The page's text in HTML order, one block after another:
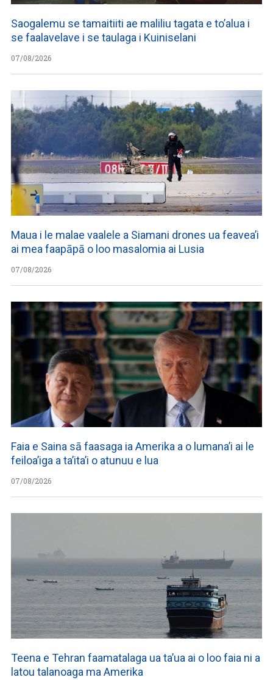
Saogalemu se tamaitiiti ae maliliu tagata e to’alua i
se faalavelave i se taulaga i Kuiniselani
07/08/2026
Maua i le malae vaalele a Siamani drones ua feavea’i
ai mea faapāpā o loo masalomia ai Lusia
07/08/2026
Faia e Saina sā faasaga ia Amerika a o lumana’i ai le
feiloa’iga a ta’ita’i o atunuu e lua
07/08/2026
Teena e Tehran faamatalaga ua ta’ua ai o loo faia ni a
latou talanoaga ma Amerika